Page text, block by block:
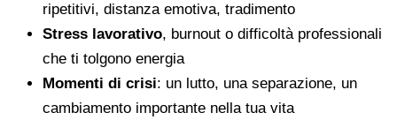
ripetitivi, distanza emotiva, tradimento
Stress lavorativo, burnout o difficoltà professionali
che ti tolgono energia
Momenti di crisi: un lutto, una separazione, un
cambiamento importante nella tua vita